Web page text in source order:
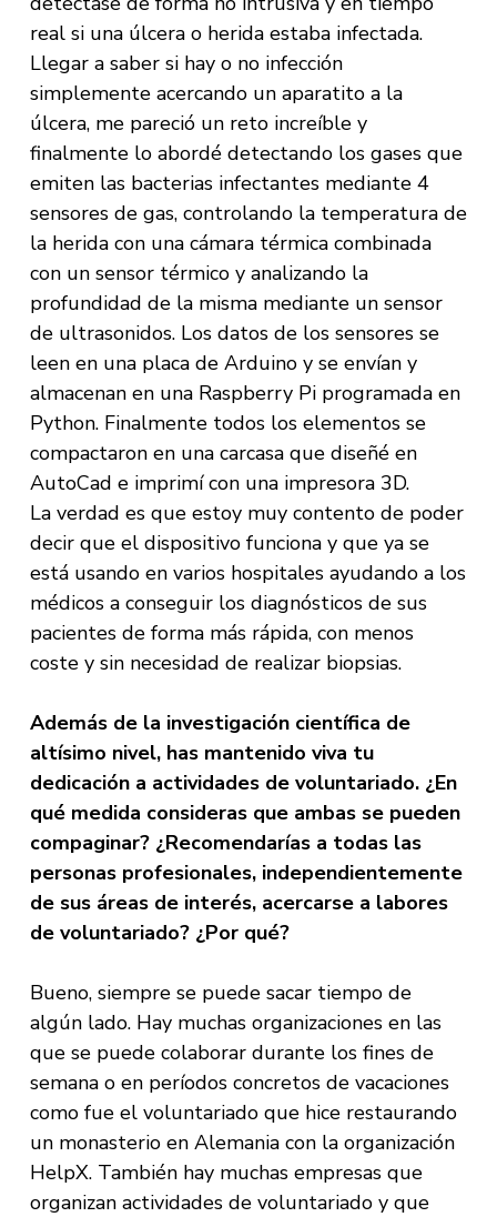
real si una úlcera o herida estaba infectada.
Llegar a saber si hay o no infección
simplemente acercando un aparatito a la
úlcera, me pareció un reto increíble y
finalmente lo abordé detectando los gases que
emiten las bacterias infectantes mediante 4
sensores de gas, controlando la temperatura de
la herida con una cámara térmica combinada
con un sensor térmico y analizando la
profundidad de la misma mediante un sensor
de ultrasonidos. Los datos de los sensores se
leen en una placa de Arduino y se envían y
almacenan en una Raspberry Pi programada en
Python. Finalmente todos los elementos se
compactaron en una carcasa que diseñé en
AutoCad e imprimí con una impresora 3D.
La verdad es que estoy muy contento de poder
decir que el dispositivo funciona y que ya se
está usando en varios hospitales ayudando a los
médicos a conseguir los diagnósticos de sus
pacientes de forma más rápida, con menos
coste y sin necesidad de realizar biopsias.
Además de la investigación científica de
altísimo nivel, has mantenido viva tu
dedicación a actividades de voluntariado. ¿En
qué medida consideras que ambas se pueden
compaginar? ¿Recomendarías a todas las
personas profesionales, independientemente
de sus áreas de interés, acercarse a labores
de voluntariado? ¿Por qué?
Bueno, siempre se puede sacar tiempo de
algún lado. Hay muchas organizaciones en las
que se puede colaborar durante los fines de
semana o en períodos concretos de vacaciones
como fue el voluntariado que hice restaurando
un monasterio en Alemania con la organización
HelpX. También hay muchas empresas que
organizan actividades de voluntariado y que